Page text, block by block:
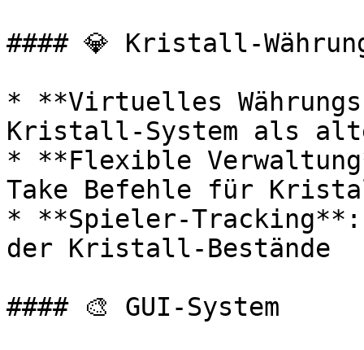
#### 💎 Kristall-
* **Virtuelles
Kristall-System als
* **Flexible
Take Befehle für
* **Spieler-Tracking**:
der Kristall-Bestände
#### 🎨 GUI-System